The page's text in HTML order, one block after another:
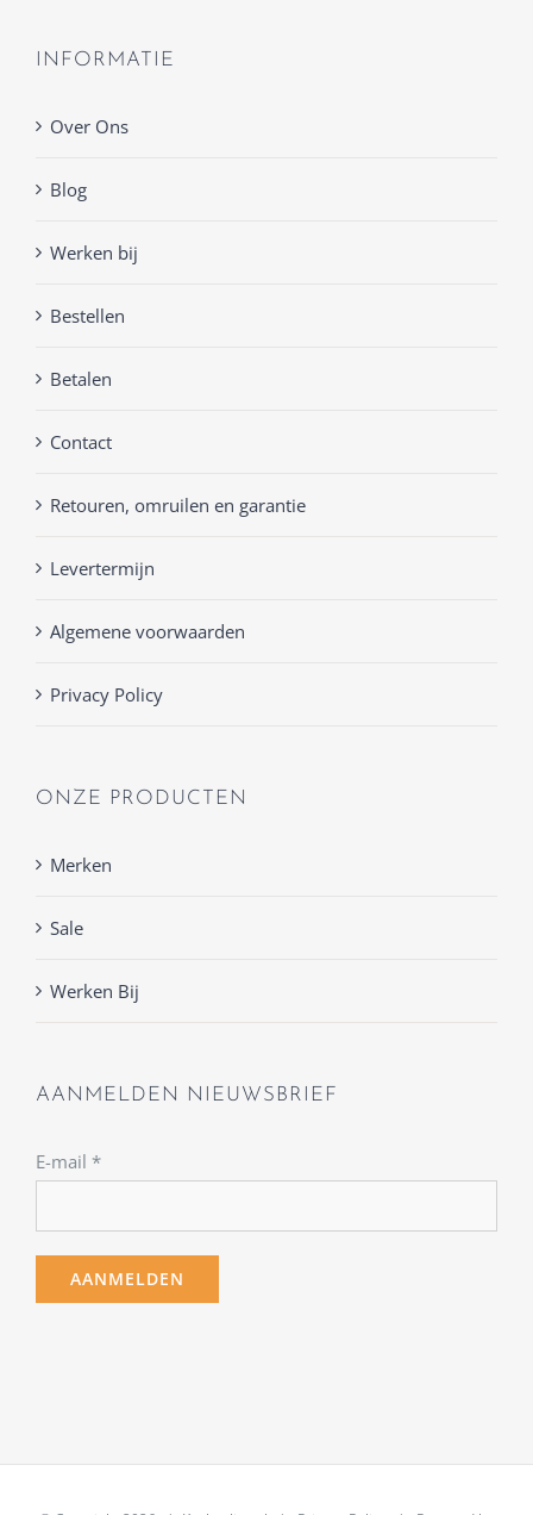
INFORMATIE
Over Ons
Blog
Werken bij
Bestellen
Betalen
Contact
Retouren, omruilen en garantie
Levertermijn
Algemene voorwaarden
Privacy Policy
ONZE PRODUCTEN
Merken
Sale
Werken Bij
AANMELDEN NIEUWSBRIEF
E-mail *